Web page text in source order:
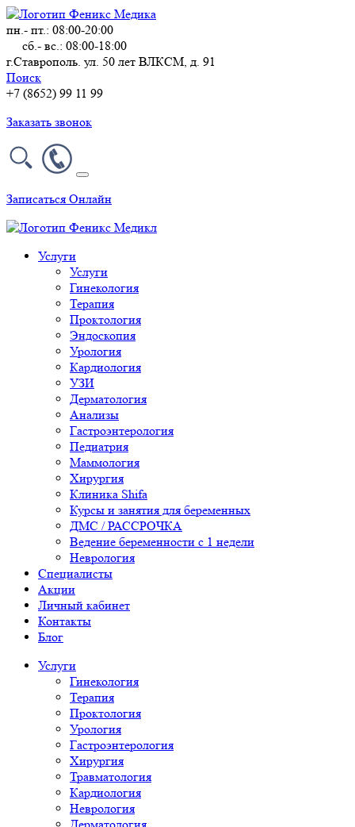
пн.- пт.: 08:00-20:00
сб.- вс.: 08:00-18:00
г.Ставрополь. ул. 50 лет ВЛКСМ, д. 91
Поиск
+7 (8652) 99 11 99
Заказать звонок
Записаться Онлайн
Услуги
Услуги
Гинекология
Терапия
Проктология
Эндоскопия
Урология
Кардиология
УЗИ
Дерматология
Анализы
Гастроэнтерология
Педиатрия
Маммология
Хирургия
Клиника Shifa
Курсы и занятия для беременных
ДМС / РАССРОЧКА
Ведение беременности с 1 недели
Неврология
Специалисты
Акции
Личный кабинет
Контакты
Блог
Услуги
Гинекология
Терапия
Проктология
Урология
Гастроэнтерология
Хирургия
Травматология
Кардиология
Неврология